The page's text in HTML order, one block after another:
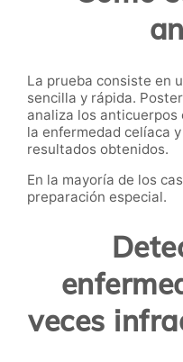
La prueba consiste en
sencilla y rápida.
analiza los anticuerpos
la enfermedad celíaca
resultados obtenidos.
En la mayoría de los
preparación especial.
veces